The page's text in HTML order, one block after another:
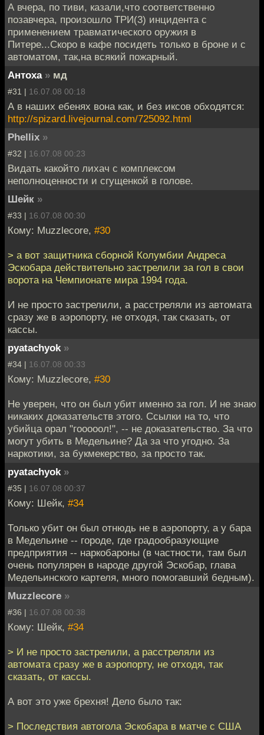
А вчера, по тиви, казали,что соответственно
позавчера, произошло ТРИ(3) инцидента с
применением травматического оружия в
Питере...Скоро в кафе посидеть только в броне и с
автоматом, так,на всякий пожарный.
Антоха » мд
#31 | 16.07.08 00:18
А в наших ебенях вона как, и без иксов обходятся:
http://spizard.livejournal.com/725092.html
Phellix »
#32 | 16.07.08 00:23
Видать какойто лихач с комплексом
неполноценности и сгущенкой в голове.
Шейк »
#33 | 16.07.08 00:30
Кому: Muzzlecore, #30
> а вот защитника сборной Колумбии Андреса
Эскобара действительно застрелили за гол в свои
ворота на Чемпионате мира 1994 года.
И не просто застрелили, а расстреляли из автомата
сразу же в аэропорту, не отходя, так сказать, от
кассы.
pyatachyok »
#34 | 16.07.08 00:33
Кому: Muzzlecore, #30
Не уверен, что он был убит именно за гол. И не знаю
никаких доказательств этого. Ссылки на то, что
убийца орал "гооооол!", -- не доказательство. За что
могут убить в Медельине? Да за что угодно. За
наркотики, за букмекерство, за просто так.
pyatachyok »
#35 | 16.07.08 00:37
Кому: Шейк, #34
Только убит он был отнюдь не в аэропорту, а у бара
в Медельине -- городе, где градообразующие
предприятия -- наркобароны (в частности, там был
очень популярен в народе другой Эскобар, глава
Медельинского картеля, много помогавший бедным).
Muzzlecore »
#36 | 16.07.08 00:38
Кому: Шейк, #34
> И не просто застрелили, а расстреляли из
автомата сразу же в аэропорту, не отходя, так
сказать, от кассы.
А вот это уже брехня! Дело было так:
> Последствия автогола Эскобара в матче с США